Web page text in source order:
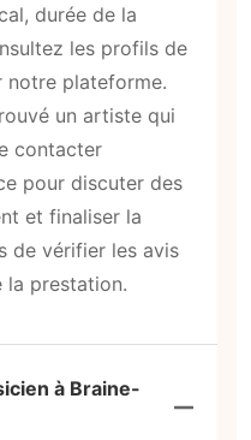
durée de la
les profils de
notre plateforme.
un artiste qui
contacter
pour discuter des
et finaliser la
de vérifier les avis
la prestation.
à Braine-